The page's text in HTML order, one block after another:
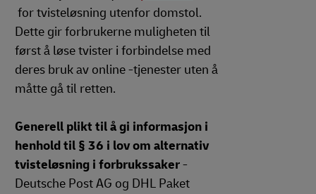
for tvisteløsning utenfor domstol.
Dette gir forbrukerne muligheten til
først å løse tvister i forbindelse med
deres bruk av online -tjenester uten å
måtte gå til retten.
Generell plikt til å gi informasjon i
henhold til § 36 i lov om alternativ
tvisteløsning i forbrukssaker-
Deutsche Post AG og DHL Paket